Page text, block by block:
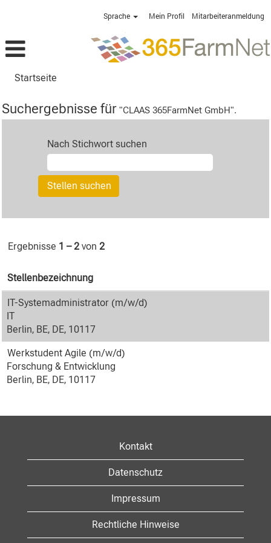
Sprache Mein Profil Mitarbeiteranmeldung
Startseite
Suchergebnisse für "CLAAS 365FarmNet GmbH".
Nach Stichwort suchen
Ergebnisse 1 – 2 von 2
Stellenbezeichnung
IT-Systemadministrator (m/w/d)
IT
Berlin, BE, DE, 10117
Werkstudent Agile (m/w/d)
Forschung & Entwicklung
Berlin, BE, DE, 10117
Kontakt
Datenschutz
Impressum
Rechtliche Hinweise